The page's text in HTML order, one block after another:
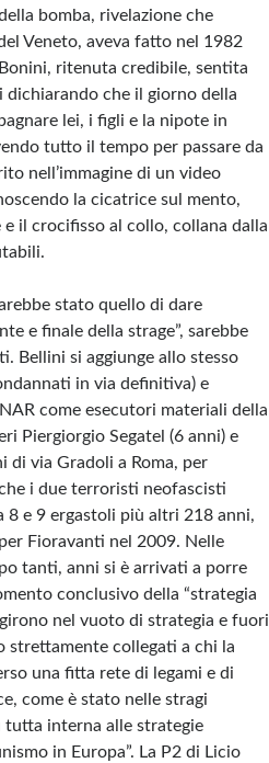
bomba, rivelazione che
Veneto, aveva fatto nel 1982
ritenuta credibile, sentita
che il giorno della
lei, i figli e la nipote in
tutto il tempo per passare da
nell’immagine di un video
la cicatrice sul mento,
il crocifisso al collo, collana dalla
stato quello di dare
e finale della strage”, sarebbe
Bellini si aggiunge allo stesso
in via definitiva) e
come esecutori materiali della
Piergiorgio Segatel (6 anni) e
di via Gradoli a Roma, per
i due terroristi neofascisti
8 e 9 ergastoli più altri 218 anni,
Fioravanti nel 2009. Nelle
tanti, anni si è arrivati a porre
conclusivo della “strategia
nel vuoto di strategia e fuori
strettamente collegati a chi la
una fitta rete di legami e di
come è stato nelle stragi
interna alle strategie
in Europa”. La P2 di Licio